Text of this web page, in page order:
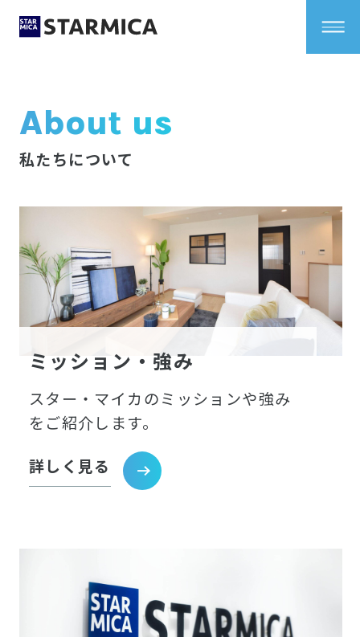
私たちについて
About us
ミッション・強み
スター・マイカのミッションや強み
をご紹介します。
詳しく見る